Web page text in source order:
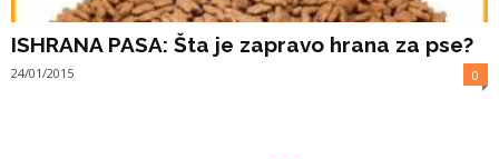
ISHRANA PASA: Šta je zapravo hrana za pse?
24/01/2015 0